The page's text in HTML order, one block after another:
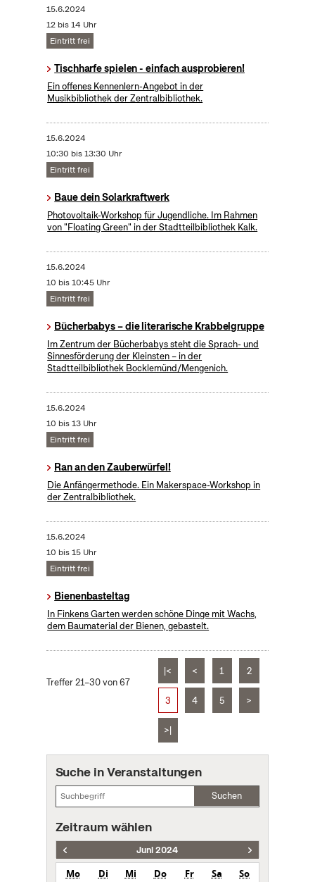
15.6.2024
12 bis 14 Uhr
Eintritt frei
Tischharfe spielen - einfach ausprobieren!
Ein offenes Kennenlern-Angebot in der
Musikbibliothek der Zentralbibliothek.
15.6.2024
10:30 bis 13:30 Uhr
Eintritt frei
Baue dein Solarkraftwerk
​Photovoltaik-Workshop für Jugendliche. Im Rahmen
von "Floating Green" in der Stadtteilbibliothek Kalk.
15.6.2024
10 bis 10:45 Uhr
Eintritt frei
Bücherbabys – die literarische Krabbelgruppe
Im Zentrum der Bücherbabys steht die Sprach- und
Sinnesförderung der Kleinsten – in der
Stadtteilbibliothek Bocklemünd/Mengenich.
15.6.2024
10 bis 13 Uhr
Eintritt frei
Ran an den Zauberwürfel!
Die Anfängermethode. Ein Makerspace-Workshop in
der Zentralbibliothek.
15.6.2024
10 bis 15 Uhr
Eintritt frei
Bienenbasteltag
In Finkens Garten werden schöne Dinge mit Wachs,
dem Baumaterial der Bienen, gebastelt.
Treffer 21–30 von 67
|< < 1 2
3 4 5 >
>|
Suche in Veranstaltungen
Suchen
Zeitraum wählen
Juni 2024
Mo Di Mi Do Fr Sa
So